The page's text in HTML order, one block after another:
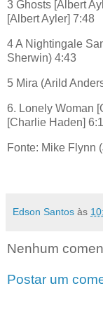
3 Ghosts [Albert
[Albert Ayler] 7:48
4 A Nightingale
Sherwin) 4:43
5 Mira (Arild
6. Lonely Woman
[Charlie Haden]
Fonte: Mike Flynn
Edson Santos às
Nenhum
Postar um